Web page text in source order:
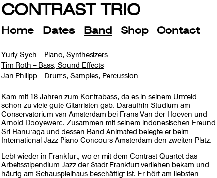
CONTRAST TRIO
Home Dates Band Shop Contact
Yuriy Sych – Piano, Synthesizers
Tim Roth – Bass, Sound Effects
Jan Philipp – Drums, Samples, Percussion
Kam mit 18 Jahren zum Kontrabass, da es in seinem Umfeld
schon zu viele gute Gitarristen gab. Daraufhin Studium am
Conservatorium van Amsterdam bei Frans Van der Hoeven und
Arnold Dooyewerd. Zusammen mit seinem indonesischen Freund
Sri Hanuraga und dessen Band Animated belegte er beim
International Jazz Piano Concours Amsterdam den zweiten Platz.
Lebt wieder in Frankfurt, wo er mit dem Contrast Quartet das
Arbeitsstipendium Jazz der Stadt Frankfurt verliehen bekam und
häufig am Schauspielhaus beschäftigt ist. Er hört am liebsten